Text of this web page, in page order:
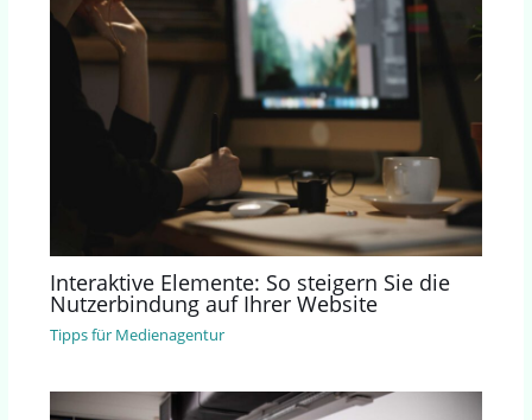
Interaktive Elemente: So steigern Sie die
Nutzerbindung auf Ihrer Website
Tipps für Medienagentur